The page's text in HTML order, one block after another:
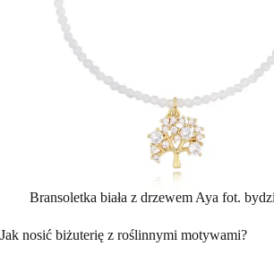
Bransoletka biała z drzewem Aya fot.
Jak nosić biżuterię z roślinnymi motywami?